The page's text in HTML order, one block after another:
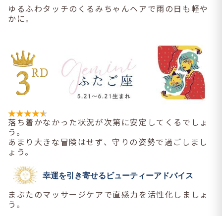
ゆるふわタッチのくるみちゃんヘアで雨の日も軽や
かに。
落ち着かなかった状況が次第に安定してくるでしょ
う。
あまり大きな冒険はせず、守りの姿勢で過ごしまし
ょう。
幸運を引き寄せるビューティーアドバイス
まぶたのマッサージケアで直感力を活性化しましょ
う。